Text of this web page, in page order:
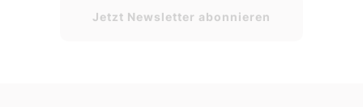
Jetzt Newsletter abonnieren